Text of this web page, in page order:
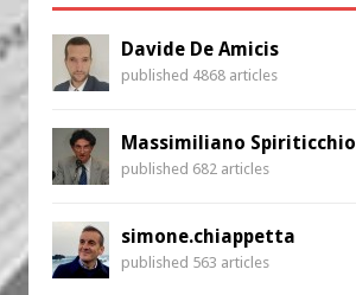
Davide De Amicis
published 4868 articles
Massimiliano Spiriticchio
published 682 articles
simone.chiappetta
published 563 articles